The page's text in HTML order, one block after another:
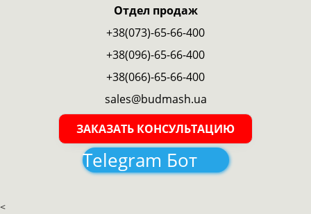
Отдел продаж
+38(073)-65-66-400
+38(096)-65-66-400
+38(066)-65-66-400
sales@budmash.ua
ЗАКАЗАТЬ КОНСУЛЬТАЦИЮ
Telegram Бот
<